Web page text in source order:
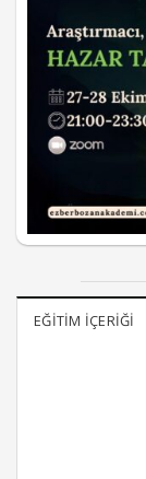
EĞITIM İÇERIĞI